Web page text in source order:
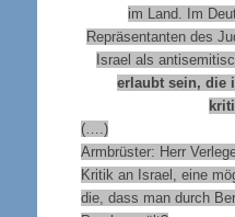
im Land. Im
Repräsentanten des
Israel als
erlaubt sein, die
(….)
Armbrüster: Herr
Kritik an Israel, eine
die, dass man durch